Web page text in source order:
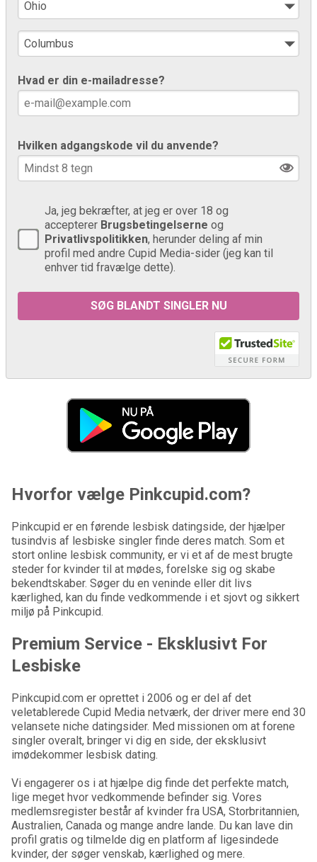
Hvad er din e-mailadresse?
Hvilken adgangskode vil du anvende?
Ja, jeg bekræfter, at jeg er over 18 og
accepterer Brugsbetingelserne og
Privatlivspolitikken, herunder deling af min
profil med andre Cupid Media-sider (jeg kan til
enhver tid fravælge dette).
Hvorfor vælge Pinkcupid.com?
Pinkcupid er en førende lesbisk datingside, der hjælper
tusindvis af lesbiske singler finde deres match. Som et
stort online lesbisk community, er vi et af de mest brugte
steder for kvinder til at mødes, forelske sig og skabe
bekendtskaber. Søger du en veninde eller dit livs
kærlighed, kan du finde vedkommende i et sjovt og sikkert
miljø på Pinkcupid.
Premium Service - Eksklusivt For
Lesbiske
Pinkcupid.com er oprettet i 2006 og er del af det
veletablerede Cupid Media netværk, der driver mere end 30
velansete niche datingsider. Med missionen om at forene
singler overalt, bringer vi dig en side, der eksklusivt
imødekommer lesbisk dating.
Vi engagerer os i at hjælpe dig finde det perfekte match,
lige meget hvor vedkommende befinder sig. Vores
medlemsregister består af kvinder fra USA, Storbritannien,
Australien, Canada og mange andre lande. Du kan lave din
profil gratis og tilmelde dig en platform af ligesindede
kvinder, der søger venskab, kærlighed og mere.